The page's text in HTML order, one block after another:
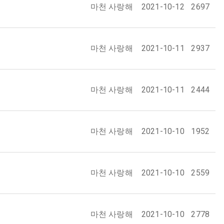
마천 사랑해 2021-10-12 2697
마천 사랑해 2021-10-11 2937
마천 사랑해 2021-10-11 2444
마천 사랑해 2021-10-10 1952
마천 사랑해 2021-10-10 2559
마천 사랑해 2021-10-10 2778